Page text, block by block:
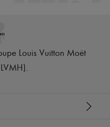
Louis Vuitton Moët
.